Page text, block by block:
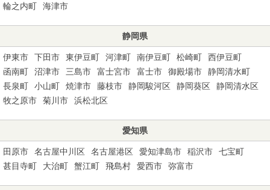
輪之内町 海津市
静岡県
伊東市 下田市 東伊豆町 河津町 南伊豆町 松崎町
西伊豆町
函南町
沼津市 三島市 富士宮市 富士市 御殿場市
静岡清水町
長泉町
小山町 焼津市 藤枝市 静岡駿河区 静岡葵区
静岡清水区
牧之原市
菊川市 浜松北区
愛知県
田原市 名古屋中川区 名古屋港区 愛知津島市 稲沢市
七宝町
甚目寺町
大治町 蟹江町 飛島村 愛西市 弥富市